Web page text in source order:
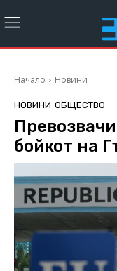
Начало Новини
НОВИНИ ОБЩЕСТВО
бойкот на